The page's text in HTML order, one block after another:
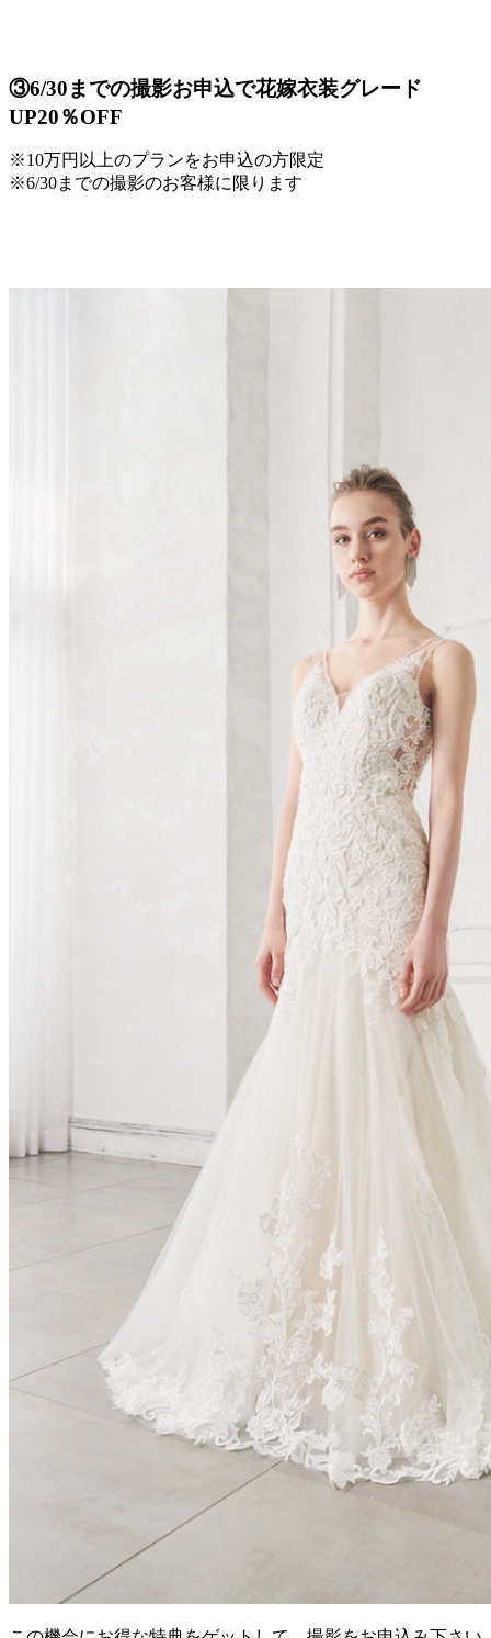
③6/30までの撮影お申込で花嫁衣装グレード
UP20％OFF
※10万円以上のプランをお申込の方限定
※6/30までの撮影のお客様に限ります